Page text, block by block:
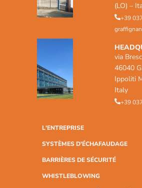
(LO) –
+39
via
46040
Ippoliti
Italy
+39
L'ENTREPRISE
SYSTÈMES D'ÉCHAFAUDAGE
BARRIÈRES DE SÉCURITÉ
WHISTLEBLOWING